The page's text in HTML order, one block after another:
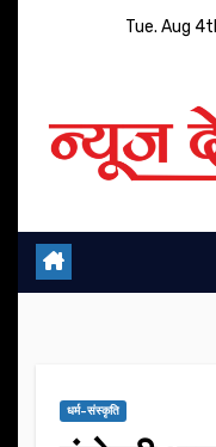
Tue. Aug
धर्म-संस्कृति